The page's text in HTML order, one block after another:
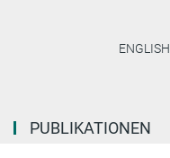
ENGLISH
PUBLIKATIONEN